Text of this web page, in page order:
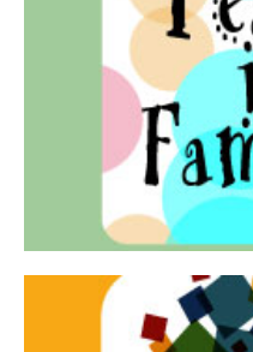
Teatro In Famiglia è
per far condividere e